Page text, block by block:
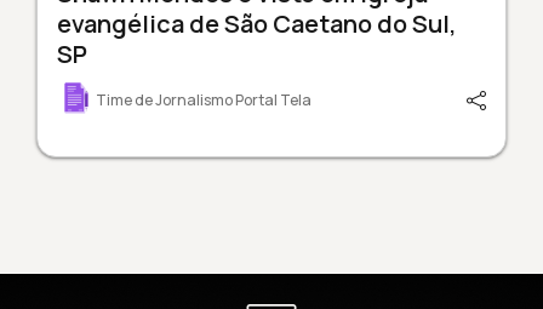
evangélica de São Caetano do Sul,
SP
Time de Jornalismo Portal Tela